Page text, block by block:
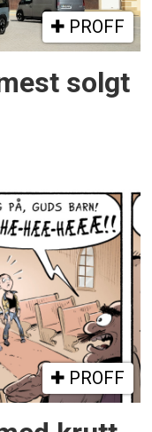
PROFF
solgt
PROFF